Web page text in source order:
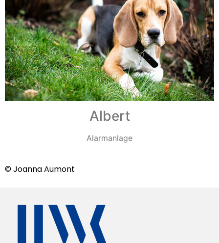
Albert
Alarmanlage
© Joanna Aumont